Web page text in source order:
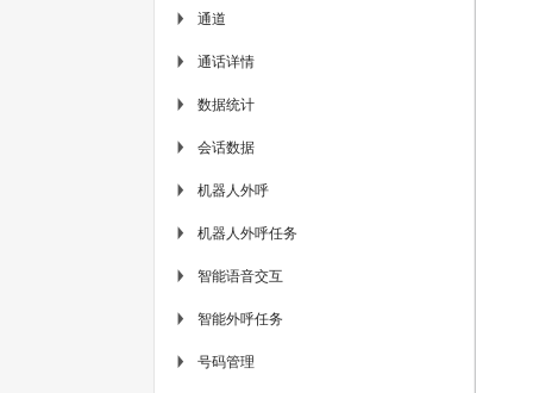
▶ 通道
▶ 通话详情
▶ 数据统计
▶ 会话数据
▶ 机器人外呼
▶ 机器人外呼任务
▶ 智能语音交互
▶ 智能外呼任务
▶ 号码管理